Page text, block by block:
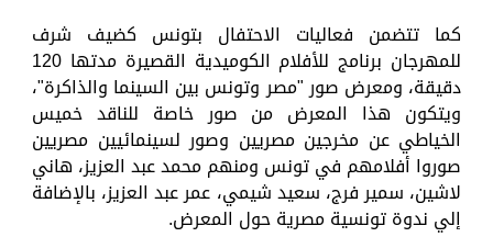
كما تتضمن فعاليات الاحتفال بتونس كضيف شرف
للمهرجان برنامج للأفلام الكوميدية القصيرة مدتها 120
دقيقة، ومعرض صور "مصر وتونس بين السينما والذاكرة"،
ويتكون هذا المعرض من صور خاصة للناقد خميس
الخياطي عن مخرجين مصريين وصور لسينمائيين مصريين
صوروا أفلامهم في تونس ومنهم محمد عبد العزيز، هاني
لاشين، سمير فرج، سعيد شيمي، عمر عبد العزيز، بالإضافة
إلي ندوة تونسية مصرية حول المعرض.